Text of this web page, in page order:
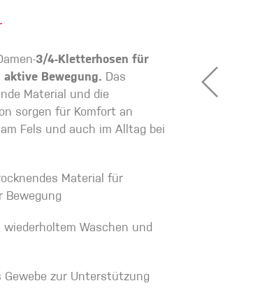
Kletterbekleidung
Männer
T-shirt
Jacke
3/4-Kletterhosen für
Bewegung. Das
Material und die
sorgen für Komfort an
Fels und auch im Alltag bei
Material für
Bewegung
Waschen und
Gewebe zur Unterstützung